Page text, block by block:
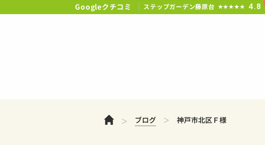
Googleクチコミ ステップガーデン藤原台 ★★★★★ 4.8
ホーム ブログ 神戸市北区Ｆ様